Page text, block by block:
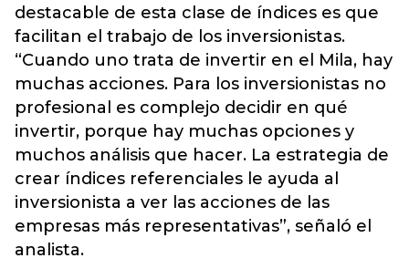
destacable de esta clase de índices es que
facilitan el trabajo de los inversionistas.
“Cuando uno trata de invertir en el Mila, hay
muchas acciones. Para los inversionistas no
profesional es complejo decidir en qué
invertir, porque hay muchas opciones y
muchos análisis que hacer. La estrategia de
crear índices referenciales le ayuda al
inversionista a ver las acciones de las
empresas más representativas”, señaló el
analista.